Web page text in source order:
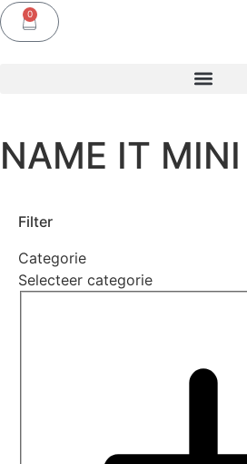
0
NAME IT MINI
Filter
Categorie
Selecteer categorie